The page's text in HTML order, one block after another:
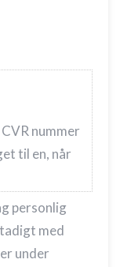
nummer
til en, når
personlig
med
under